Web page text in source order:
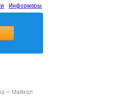
Информеры
— Майкоп